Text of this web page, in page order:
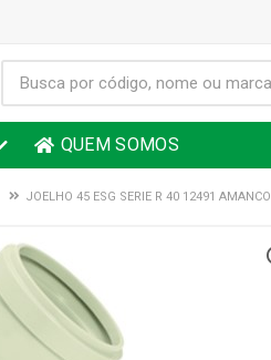
QUEM SOMOS
JOELHO 45 ESG SERIE R 40 12491 AMANCO